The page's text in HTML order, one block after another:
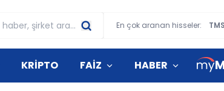
En çok aranan hisseler:
KRİPTO FAİZ HABER